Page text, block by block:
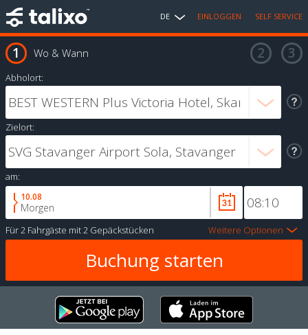
DE EINLOGGEN SELF SERVICE
Wo & Wann
Abholort:
Zielort:
am:
10.08
Morgen
Für2 Fahrgäste mit2 Gepäckstücken Weitere Optionen